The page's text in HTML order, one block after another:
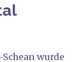
Schean wurde